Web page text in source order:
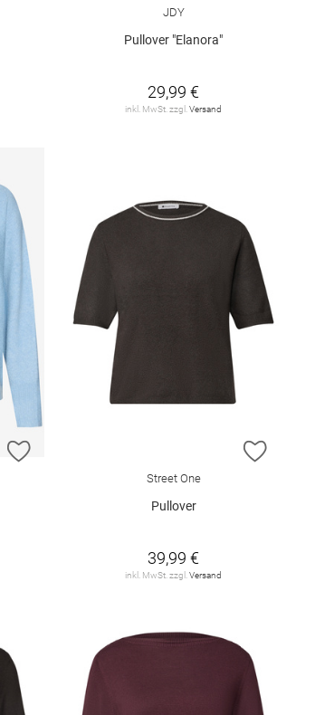
JDY
Pullover "Elanora"
29,99 €
inkl. MwSt. zzgl.Versand
ZUR
Street One
Pullover
39,99 €
inkl. MwSt. zzgl.Versand